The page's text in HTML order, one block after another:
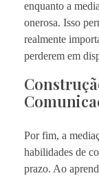
enquanto a
onerosa. Isso
realmente
perderem em
Por fim, a
habilidades de
prazo. Ao